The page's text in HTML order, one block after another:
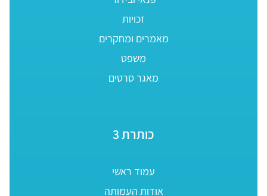
זכויות
מאמרים ומחקרים
משפט
מאגר סרטים
כותרת 3
עמוד ראשי
אודות העמותה